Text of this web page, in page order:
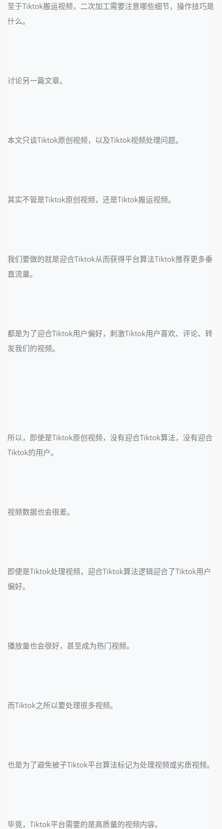
至于Tiktok搬运视频，二次加工需要注意哪些细节，操作技巧是
什么。
讨论另一篇文章。
本文只谈Tiktok原创视频，以及Tiktok视频处理问题。
其实不管是Tiktok原创视频，还是Tiktok搬运视频。
我们要做的就是迎合Tiktok从而获得平台算法Tiktok推荐更多垂
直流量。
都是为了迎合Tiktok用户偏好，刺激Tiktok用户喜欢、评论、转
发我们的视频。
所以，即使是Tiktok原创视频，没有迎合Tiktok算法，没有迎合
Tiktok的用户。
视频数据也会很差。
即便是Tiktok处理视频，迎合Tiktok算法逻辑迎合了Tiktok用户
偏好。
播放量也会很好，甚至成为热门视频。
而Tiktok之所以要处理很多视频。
也是为了避免被子Tiktok平台算法标记为处理视频或劣质视频。
毕竟，Tiktok平台需要的是高质量的视频内容。